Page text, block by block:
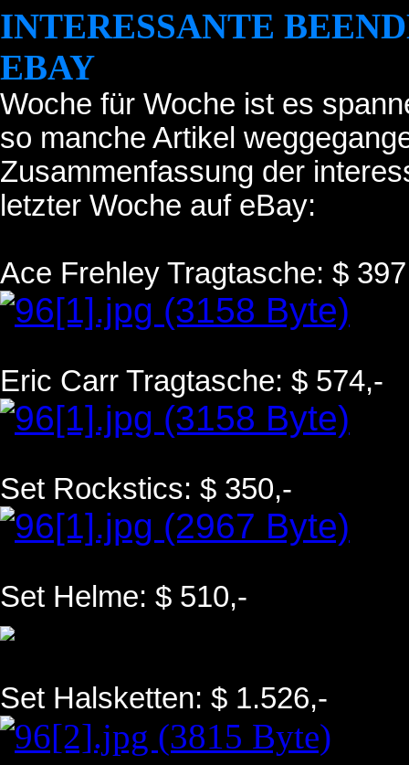
INTERESSANTE
EBAY
Woche für Woche ist es
so manche Artikel
Zusammenfassung der
letzter Woche auf eBay:
Ace Frehley Tragtasche: $
Eric Carr Tragtasche: $ 574,-
Set Rockstics: $ 350,-
Set Helme: $ 510,-
Set Halsketten: $ 1.526,-